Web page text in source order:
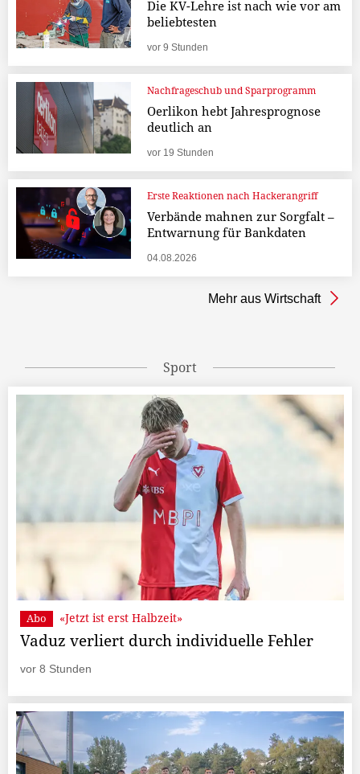
Die KV-Lehre ist nach wie vor am
beliebtesten
vor 9 Stunden
Nachfrageschub und Sparprogramm
Oerlikon hebt Jahresprognose
deutlich an
vor 19 Stunden
Erste Reaktionen nach Hackerangriff
Verbände mahnen zur Sorgfalt –
Entwarnung für Bankdaten
04.08.2026
Mehr aus Wirtschaft
Sport
Abo «Jetzt ist erst Halbzeit»
Vaduz verliert durch individuelle Fehler
vor 8 Stunden